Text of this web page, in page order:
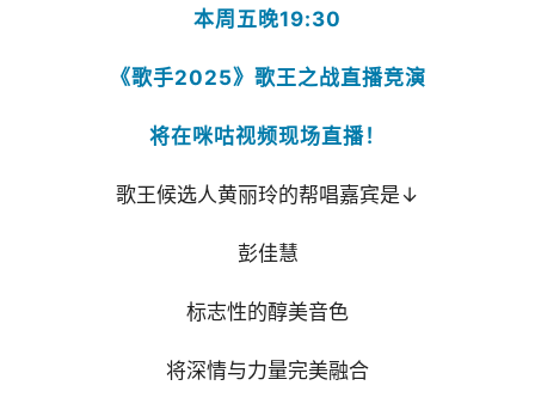
本周五晚19:30
《歌手2025》歌王之战直播竞演
将在咪咕视频现场直播！
歌王候选人黄丽玲的帮唱嘉宾是↓
彭佳慧
标志性的醇美音色
将深情与力量完美融合